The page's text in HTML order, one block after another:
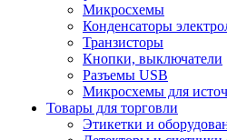
Микросхемы
Конденсаторы
Транзисторы
Кнопки, выключатели
Разъемы USB
Микросхемы для
Товары для торговли
Этикетки и